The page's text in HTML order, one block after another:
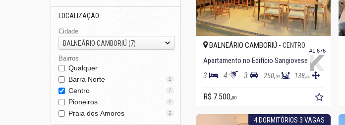
LOCALIZAÇÃO
Cidade
BALNEÁRIO CAMBORIÚ (7)
Bairros
Qualquer
Barra Norte
1
Centro 7
Pioneiros 1
Praia dos Amores 2
#1.676
BALNEÁRIO CAMBORIÚ - CENTRO
Apartamento no Edifício Sangiovese
3 4 3 250,00 138,00
R$ 7.500,00
4 DORMITÓRIOS 3 VAGAS